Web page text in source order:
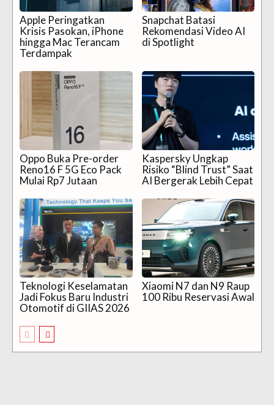
Apple Peringatkan
Krisis Pasokan, iPhone
hingga Mac Terancam
Terdampak
Snapchat Batasi
Rekomendasi Video AI
di Spotlight
Oppo Buka Pre-order
Reno16 F 5G Eco Pack
Mulai Rp7 Jutaan
Kaspersky Ungkap
Risiko “Blind Trust” Saat
AI Bergerak Lebih Cepat
Teknologi Keselamatan
Jadi Fokus Baru Industri
Otomotif di GIIAS 2026
Xiaomi N7 dan N9 Raup
100 Ribu Reservasi Awal